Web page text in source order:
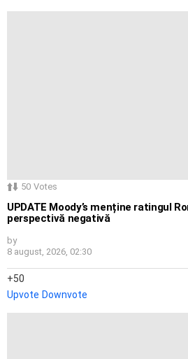
50 Votes
UPDATE Moody’s menține ratingul
perspectivă negativă
by
8 august, 2026, 02:30
50
Upvote Downvote